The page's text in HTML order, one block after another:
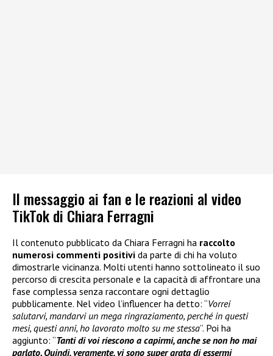
Il messaggio ai fan e le reazioni al video
TikTok di Chiara Ferragni
Il contenuto pubblicato da Chiara Ferragni ha raccolto
numerosi commenti positivi da parte di chi ha voluto
dimostrarle vicinanza. Molti utenti hanno sottolineato il suo
percorso di crescita personale e la capacità di affrontare una
fase complessa senza raccontare ogni dettaglio
pubblicamente. Nel video l’influencer ha detto: “Vorrei
salutarvi, mandarvi un mega ringraziamento, perché in questi
mesi, questi anni, ho lavorato molto su me stessa”. Poi ha
aggiunto: “Tanti di voi riescono a capirmi, anche se non ho mai
parlato. Quindi, veramente, vi sono super grata di essermi